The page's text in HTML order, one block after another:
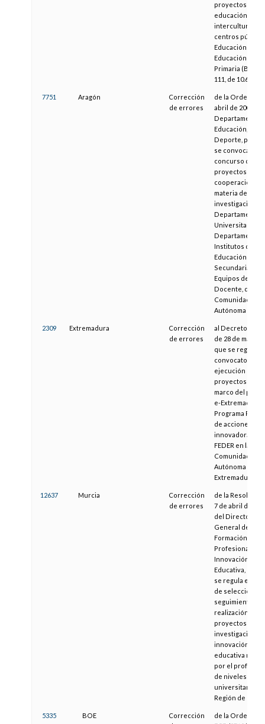
proyectos de
educación
intercultural en
centros
Educación
Educación
Primaria (B.O.C.
111, de 10.6.04)
7751 Aragón
Corrección
de errores
de la Orden de
abril de 2004, del
Departamento
Educación,
Deporte, por la
se convoca
concurso de
proyectos de
cooperación en
materia de
investigación
Departamentos
Universitarios y
Departamentos
Institutos de
Educación
Secundaria o
Equipos de
Docente, de la
Comunidad
Autónoma de
2309 Extremadura
Corrección
de errores
al Decreto 64/
de 28 de mayo,
que se regula la
convocatoria
ejecución de
proyectos en el
marco del
e-Extremadura:
Programa
de acciones
innovadoras del
FEDER en la
Comunidad
Autónoma de
Extremadura
12637 Murcia
Corrección
de errores
de la
7 de abril de
del Director
General de
Formación
Profesional e
Innovación
Educativa, por
se regula el
de selección y
seguimiento
realización de
proyectos de
investigación e
innovación
educativa
por el
de niveles no
universitarios
Región de
5335 BOE
Corrección
de la Orden